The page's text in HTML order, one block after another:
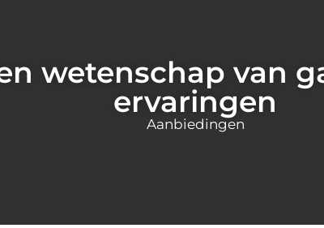
wetenschap van
ervaringen
Aanbiedingen